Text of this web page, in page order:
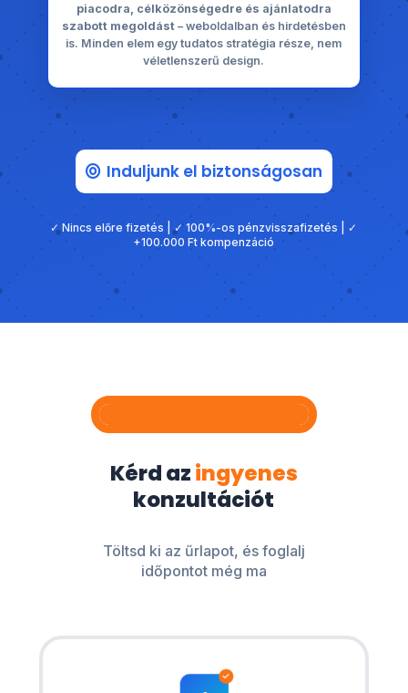
piacodra, célközönségedre és ajánlatodra
szabott megoldást – weboldalban és hirdetésben
is. Minden elem egy tudatos stratégia része, nem
véletlenszerű design.
Induljunk el biztonságosan
✓ Nincs előre fizetés | ✓ 100%-os pénzvisszafizetés | ✓
+100.000 Ft kompenzáció
Kérd azingyenes
konzultációt
Töltsd ki az űrlapot, és foglalj
időpontot még ma